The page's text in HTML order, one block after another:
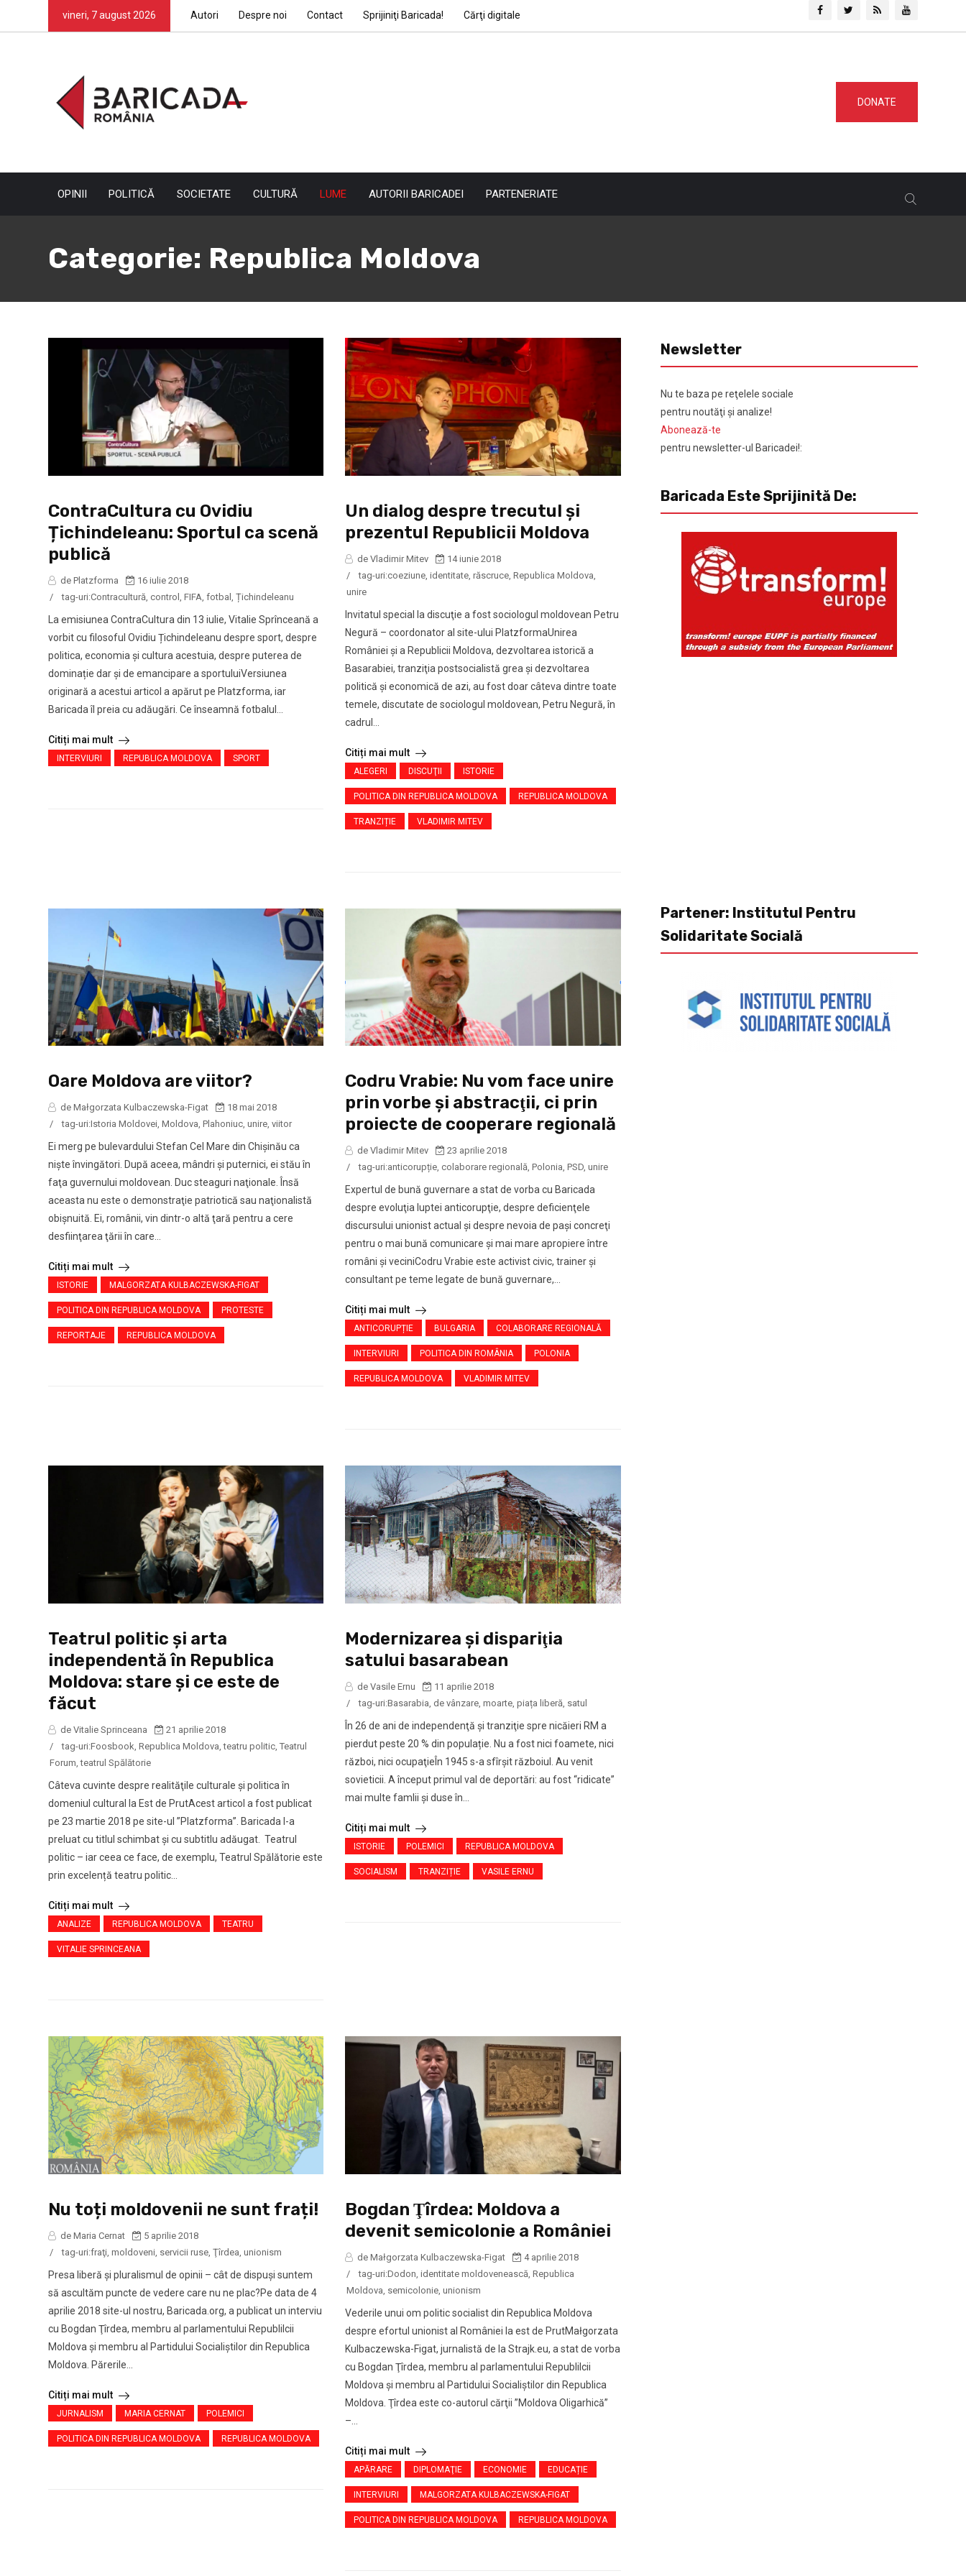
vineri, 7 august 2026 Autori Despre noi Contact Sprijiniţi Baricada! Cărţi digitale
DONATE
OPINII POLITICĂ SOCIETATE CULTURĂ LUME AUTORII BARICADEI PARTENERIATE
Categorie: Republica Moldova
ContraCultura cu Ovidiu
Țichindeleanu: Sportul ca scenă
publică
de Platzforma
16 iulie 2018
/
tag-uri:Contracultură control FIFA fotbal Țichindeleanu
La emisiunea ContraCultura din 13 iulie, Vitalie Sprînceană a
vorbit cu filosoful Ovidiu Țichindeleanu despre sport, despre
politica, economia și cultura acestuia, despre puterea de
dominație dar și de emancipare a sportuluiVersiunea
originară a acestui articol a apărut pe Platzforma, iar
Baricada îl preia cu adăugări. Ce înseamnă fotbalul...
Citiți mai mult
INTERVIURI REPUBLICA MOLDOVA SPORT
Un dialog despre trecutul şi
prezentul Republicii Moldova
de Vladimir Mitev
14 iunie 2018
/
tag-uri:coeziune ,identitate ,răscruce ,Republica Moldova
unire
Invitatul special la discuţie a fost sociologul moldovean Petru
Negură – coordonator al site-ului PlatzformaUnirea
României şi a Republicii Moldova, dezvoltarea istorică a
Basarabiei, tranziţia postsocialistă grea şi dezvoltarea
politică şi economică de azi, au fost doar câteva dintre toate
temele, discutate de sociologul moldovean, Petru Negură, în
cadrul...
Citiți mai mult
ALEGERI DISCUŢII ISTORIE
POLITICA DIN REPUBLICA MOLDOVA REPUBLICA MOLDOVA
TRANZIȚIE VLADIMIR MITEV
Oare Moldova are viitor?
de Małgorzata Kulbaczewska-Figat
18 mai 2018
/
tag-uri:Istoria Moldovei, Moldova, Plahoniuc, unire, viitor
Ei merg pe bulevardului Stefan Cel Mare din Chişinău ca
nişte învingători. După aceea, mândri şi puternici, ei stău în
faţa guvernului moldovean. Duc steaguri naţionale. Însă
aceasta nu este o demonstraţie patriotică sau naţionalistă
obişnuită. Ei, românii, vin dintr-o altă ţară pentru a cere
desfiinţarea ţării în care...
Citiți mai mult
ISTORIE MALGORZATA KULBACZEWSKA-FIGAT
POLITICA DIN REPUBLICA MOLDOVA PROTESTE
REPORTAJE REPUBLICA MOLDOVA
Codru Vrabie: Nu vom face unire
prin vorbe şi abstracţii, ci prin
proiecte de cooperare regională
de Vladimir Mitev
23 aprilie 2018
/
tag-uri:anticorupție,colaborare regională,Polonia,PSD,unire
Expertul de bună guvernare a stat de vorba cu Baricada
despre evoluţia luptei anticorupţie, despre deficienţele
discursului unionist actual şi despre nevoia de paşi concreţi
pentru o mai bună comunicare şi mai mare apropiere între
români şi veciniCodru Vrabie este activist civic, trainer şi
consultant pe teme legate de bună guvernare,...
Citiți mai mult
ANTICORUPȚIE BULGARIA COLABORARE REGIONALĂ
INTERVIURI POLITICA DIN ROMÂNIA POLONIA
REPUBLICA MOLDOVA VLADIMIR MITEV
Teatrul politic și arta
independentă în Republica
Moldova: stare şi ce este de
făcut
de Vitalie Sprinceana
21 aprilie 2018
/
tag-uri:Foosbook Republica Moldova ,teatru politic Teatrul
Forum ,teatrul Spălătorie
Câteva cuvinte despre realităţile culturale şi politica în
domeniul cultural la Est de PrutAcest articol a fost publicat
pe 23 martie 2018 pe site-ul ”Platzforma”. Baricada l-a
preluat cu titlul schimbat şi cu subtitlu adăugat. Teatrul
politic – iar ceea ce face, de exemplu, Teatrul Spălătorie este
prin excelență teatru politic...
Citiți mai mult
ANALIZE REPUBLICA MOLDOVA TEATRU
VITALIE SPRINCEANA
Modernizarea şi dispariţia
satului basarabean
de Vasile Ernu
11 aprilie 2018
/
tag-uri:Basarabia de vânzare ,moarte ,piața liberă satul
În 26 de ani de independenţă şi tranziţie spre nicăieri RM a
pierdut peste 20 % din populație. Nu a fost nici foamete, nici
război, nici ocupaţieÎn 1945 s-a sfîrşit războiul. Au venit
sovieticii. A început primul val de deportări: au fost “ridicate”
mai multe famlii şi duse în...
Citiți mai mult
ISTORIE POLEMICI REPUBLICA MOLDOVA
SOCIALISM TRANZIȚIE VASILE ERNU
Nu toți moldovenii ne sunt frați!
de Maria Cernat
5 aprilie 2018
/
tag-uri:fraţi moldoveni servicii ruse Ţîrdea unionism
Presa liberă și pluralismul de opinii – cât de dispuși suntem
să ascultăm puncte de vedere care nu ne plac?Pe data de 4
aprilie 2018 site-ul nostru, Baricada.org, a publicat un interviu
cu Bogdan Ţîrdea, membru al parlamentului Republilcii
Moldova şi membru al Partidului Socialiştilor din Republica
Moldova. Părerile...
Citiți mai mult
JURNALISM MARIA CERNAT POLEMICI
POLITICA DIN REPUBLICA MOLDOVA REPUBLICA MOLDOVA
Bogdan Ţîrdea: Moldova a
devenit semicolonie a României
de Małgorzata Kulbaczewska-Figat
4 aprilie 2018
/
tag-uri:Dodon ,identitate moldovenească ,Republica
Moldova semicolonie ,unionism
Vederile unui om politic socialist din Republica Moldova
despre efortul unionist al României la est de PrutMałgorzata
Kulbaczewska-Figat, jurnalistă de la Strajk.eu, a stat de vorba
cu Bogdan Ţîrdea, membru al parlamentului Republilcii
Moldova şi membru al Partidului Socialiştilor din Republica
Moldova. Ţîrdea este co-autorul cărţii ”Moldova Oligarhică”
–...
Citiți mai mult
APĂRARE DIPLOMAŢIE ECONOMIE EDUCAȚIE
INTERVIURI MALGORZATA KULBACZEWSKA-FIGAT
POLITICA DIN REPUBLICA MOLDOVA REPUBLICA MOLDOVA
Newsletter
Nu te baza pe reţelele sociale
pentru noutăţi şi analize!
Abonează-te
pentru newsletter-ul Baricadei!:
Baricada Este Sprijinită De:
Partener: Institutul Pentru
Solidaritate Socială